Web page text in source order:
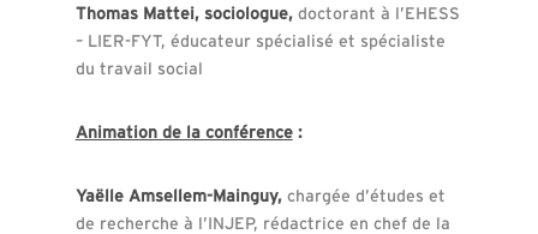
Thomas Mattei, sociologue, doctorant à l’EHESS
– LIER-FYT, éducateur spécialisé et spécialiste
du travail social
Animation de la conférence:
Yaëlle Amsellem-Mainguy,chargée d’études et
de recherche à l’INJEP, rédactrice en chef de la